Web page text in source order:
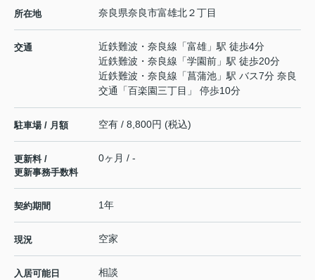
所在地 奈良県奈良市富雄北２丁目
交通 近鉄難波・奈良線 「富雄 」駅 徒歩4分
近鉄難波・奈良線 「学園前 」駅 徒歩20分
近鉄難波・奈良線 「菖蒲池 」駅 バス7分 奈良
交通「百楽園三丁目」 停歩10分
駐車場 / 月額 空有 / 8,800円 (税込)
更新料 /
更新事務手数料
0ヶ月 / -
契約期間 1年
現況 空家
入居可能日 相談